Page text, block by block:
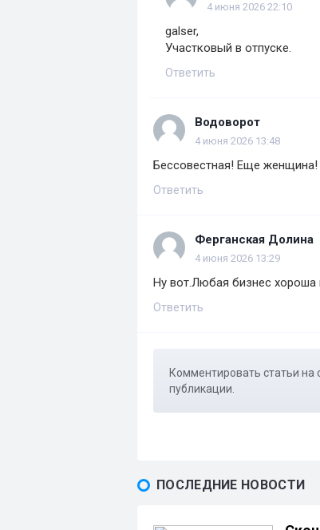
4 июня 2026 22:10
galser,
Участковый в отпуске.
Ответить
Водоворот
4 июня 2026 13:48
Бессовестная! Еще женщина!
Ответить
Ферганская Долина
4 июня 2026 13:29
Ну вот.Любая бизнес хороша
Ответить
Комментировать статьи на
публикации.
ПОСЛЕДНИЕ НОВОСТИ